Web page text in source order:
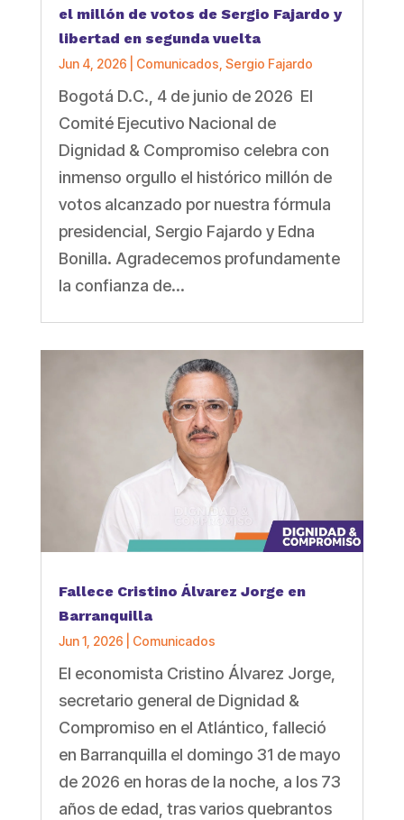
el millón de votos de Sergio Fajardo y
libertad en segunda vuelta
Jun 4, 2026 Comunicados Sergio Fajardo
Bogotá D.C., 4 de junio de 2026 El
Comité Ejecutivo Nacional de
Dignidad & Compromiso celebra con
inmenso orgullo el histórico millón de
votos alcanzado por nuestra fórmula
presidencial, Sergio Fajardo y Edna
Bonilla. Agradecemos profundamente
la confianza de...
Fallece Cristino Álvarez Jorge en
Barranquilla
Jun 1, 2026 Comunicados
El economista Cristino Álvarez Jorge,
secretario general de Dignidad &
Compromiso en el Atlántico, falleció
en Barranquilla el domingo 31 de mayo
de 2026 en horas de la noche, a los 73
años de edad, tras varios quebrantos